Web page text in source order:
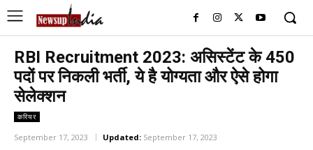
RBI Recruitment 2023: असिस्टेंट के 450
पदों पर निकली भर्ती, ये है योग्यता और ऐसे होगा
सेलेक्शन
करियर
September 17, 2023 Updated: September 17, 2023